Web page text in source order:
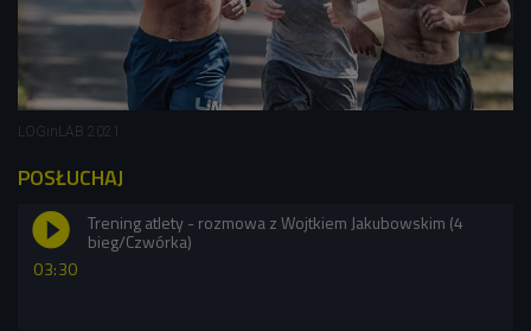
LOGinLAB 2021
POSŁUCHAJ
03:30
Trening atlety - rozmowa z Wojtkiem Jakubowskim (4
bieg/Czwórka)